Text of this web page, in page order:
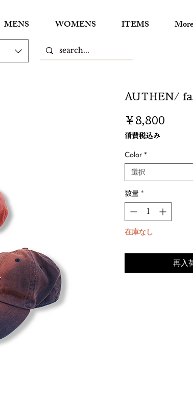
MENS WOMENS ITEMS More
AUTHEN/
￥8,800
消費税込み
Color *
選択
数量 *
在庫なし
再入